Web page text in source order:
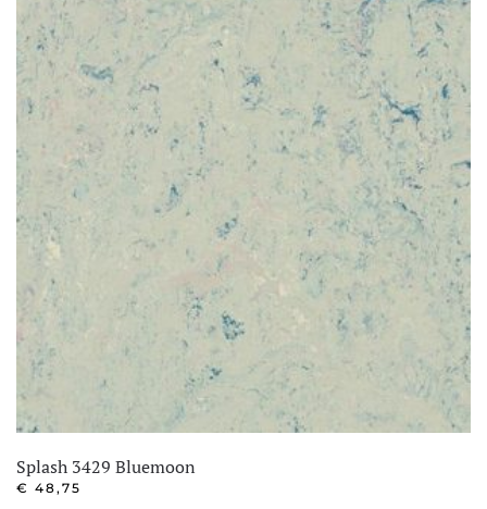
Splash 3429 Bluemoon
€ 48,75